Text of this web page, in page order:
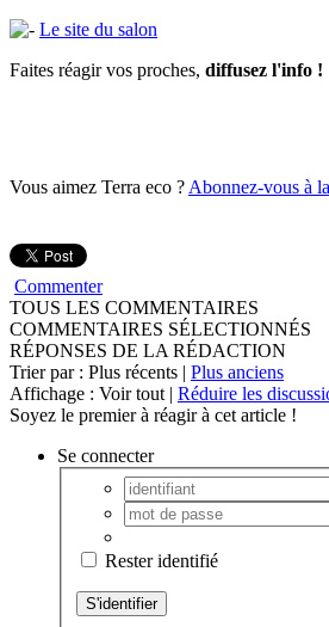
Le site du salon
Faites réagir vos proches, diffusez l'info !
Vous aimez Terra eco ? Abonnez-vous à
Commenter
TOUS LES COMMENTAIRES
COMMENTAIRES SÉLECTIONNÉS
RÉPONSES DE LA RÉDACTION
Trier par : Plus récents | Plus anciens
Affichage : Voir tout | Réduire les
Soyez le premier à réagir à cet article !
Se connecter
Rester identifié